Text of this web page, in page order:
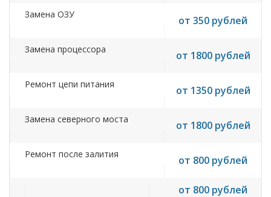
Замена ОЗУ от 350 рублей
Замена процессора от 1800 рублей
Ремонт цепи питания от 1350 рублей
Замена северного моста от 1800 рублей
Ремонт после залития от 800 рублей
от 800 рублей